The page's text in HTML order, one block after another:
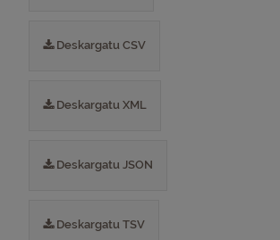
Deskargatu CSV
Deskargatu XML
Deskargatu JSON
Deskargatu TSV